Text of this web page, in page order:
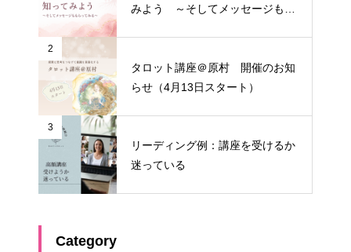
みよう ～そしてメッセージもも
2
タロット講座＠原村 開催のお知
らせ（4月13日スタート）
3
リーディング例：講座を受けるか
迷っている
Category